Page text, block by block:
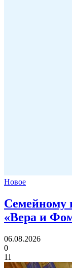
Новое
Семейному
«Вера и
06.08.2026
0
11